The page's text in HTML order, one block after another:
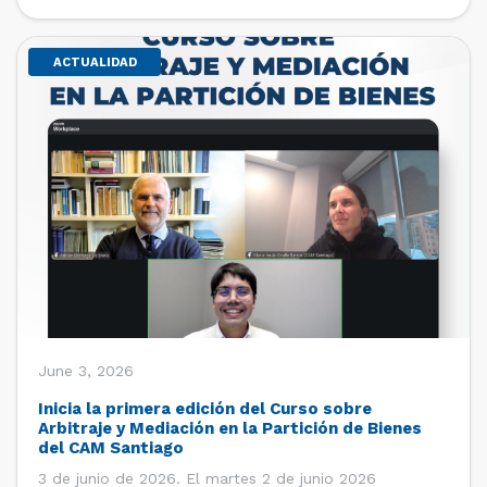
de estudiantes de […]
ACTUALIDAD
June 3, 2026
Inicia la primera edición del Curso sobre
Arbitraje y Mediación en la Partición de Bienes
del CAM Santiago
3 de junio de 2026. El martes 2 de junio 2026